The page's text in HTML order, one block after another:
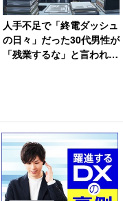
最大の特徴のひと
評価される。例えば
手から評価される。
ハラなどと同様に
るところから生ま
売り手と買い手の
に社会平和につなが
人手不足で「終電ダッシュ
の日々」だった30代男性が
「残業するな」と言われた